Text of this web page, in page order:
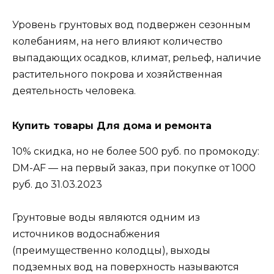
Уровень грунтовых вод подвержен сезонным
колебаниям, на него влияют количество
выпадающих осадков, климат, рельеф, наличие
растительного покрова и хозяйственная
деятельность человека.
Купить товары Для дома и ремонта
10% скидка, но не более 500 руб. по промокоду:
DM-AF — на первый заказ, при покупке от 1000
руб. до 31.03.2023
Грунтовые воды являются одним из
источников водоснабжения
(преимущественно колодцы), выходы
подземных вод на поверхность называются